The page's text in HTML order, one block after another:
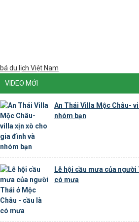
bá du lịch Việt Nam
VIDEO MỚI
An Thái Villa Mộc Châu-
nhóm bạn
Lễ hội cầu mưa của
có mưa